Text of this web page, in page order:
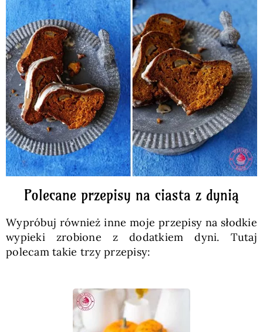
Polecane przepisy na ciasta z dynią
Wypróbuj również inne moje przepisy na słodkie
wypieki zrobione z dodatkiem dyni. Tutaj
polecam takie trzy przepisy: